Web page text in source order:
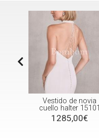
Vestido de novia
cuello halter 15101
1285,00€